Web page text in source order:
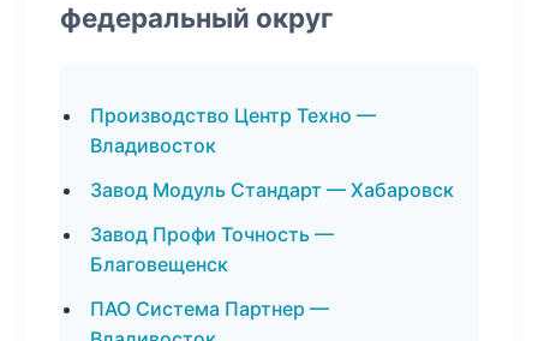
федеральный округ
Производство Центр Техно —
Владивосток
Завод Модуль Стандарт — Хабаровск
Завод Профи Точность —
Благовещенск
ПАО Система Партнер —